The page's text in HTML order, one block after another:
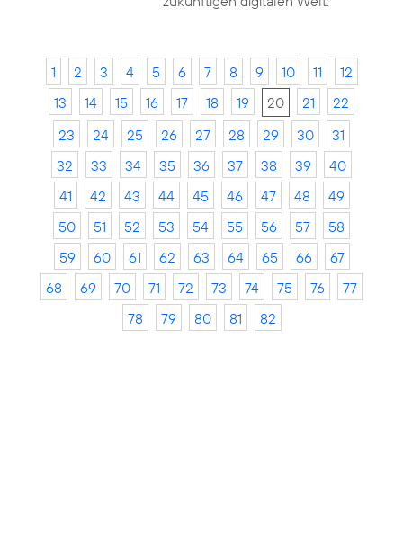
1 2 3 4 5 6 7 8 9 10 11
12
13
14 15 16 17 18 19 20 21
22
23
24 25 26 27 28 29 30
31
32
33 34 35 36 37 38 39
40
41
42 43 44 45 46 47 48
49
50
51 52 53 54 55 56 57
58
59
60 61 62 63 64 65 66
67
68
69 70 71 72 73 74 75 76
77
78
79 80 81 82